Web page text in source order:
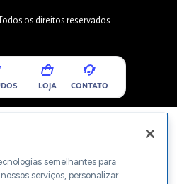
os direitos reservados.
LOJA CONTATO
semelhantes para
serviços, personalizar